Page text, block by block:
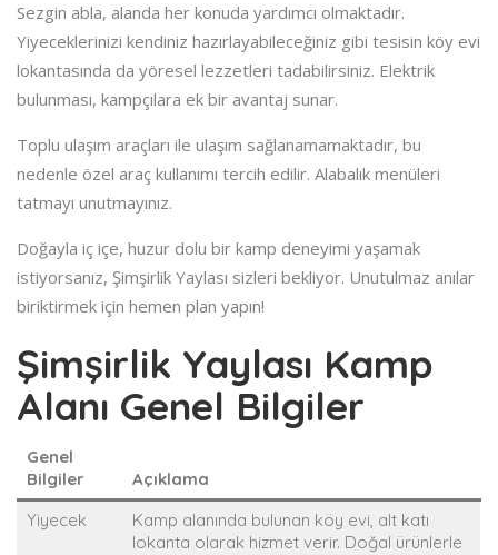
Sezgin abla, alanda her konuda yardımcı olmaktadır.
Yiyeceklerinizi kendiniz hazırlayabileceğiniz gibi tesisin köy evi
lokantasında da yöresel lezzetleri tadabilirsiniz. Elektrik
bulunması, kampçılara ek bir avantaj sunar.
Toplu ulaşım araçları ile ulaşım sağlanamamaktadır, bu
nedenle özel araç kullanımı tercih edilir. Alabalık menüleri
tatmayı unutmayınız.
Doğayla iç içe, huzur dolu bir kamp deneyimi yaşamak
istiyorsanız, Şimşirlik Yaylası sizleri bekliyor. Unutulmaz anılar
biriktirmek için hemen plan yapın!
Şimşirlik Yaylası Kamp
Alanı Genel Bilgiler
Genel
Bilgiler
Açıklama
Yiyecek
Kamp alanında bulunan köy evi, alt katı
lokanta olarak hizmet verir. Doğal ürünlerle